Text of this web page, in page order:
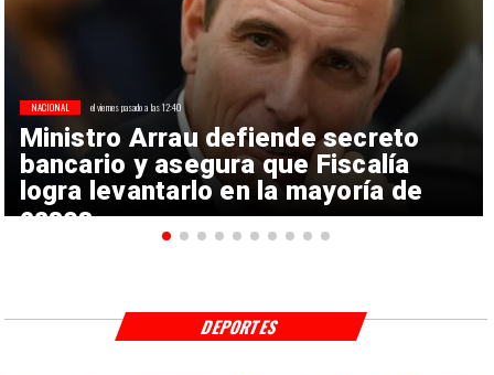
Ministro Arrau defiende secreto
bancario y asegura que Fiscalía
logra levantarlo en la mayoría de
casos
NACIONAL el viernes pasado a las 12:40
DEPORTES